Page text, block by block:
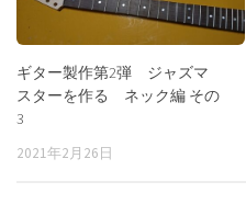
ギター製作第2弾 ジャズマ
スターを作る ネック編 その
3
2021年2月26日